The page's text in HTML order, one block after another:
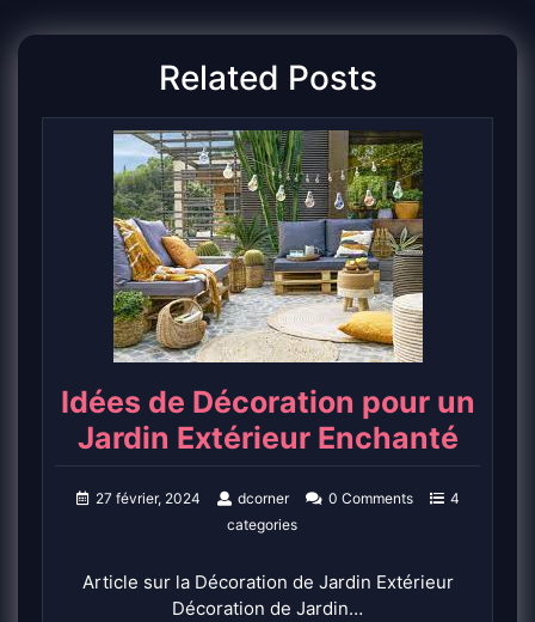
Related Posts
Idées de Décoration pour un
Jardin Extérieur Enchanté
27 février, 2024 dcorner 0 Comments
4
categories
Article sur la Décoration de Jardin Extérieur
Décoration de Jardin…